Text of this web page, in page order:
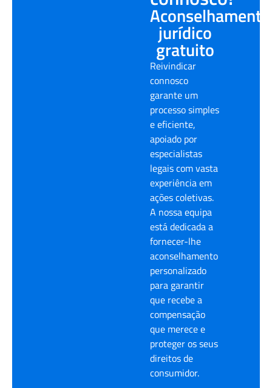
Aconselhamento
jurídico
gratuito
Reivindicar
connosco
garante um
processo simples
e eficiente,
apoiado por
especialistas
legais com vasta
experiência em
ações coletivas.
A nossa equipa
está dedicada a
fornecer-lhe
aconselhamento
personalizado
para garantir
que recebe a
compensação
que merece e
proteger os seus
direitos de
consumidor.